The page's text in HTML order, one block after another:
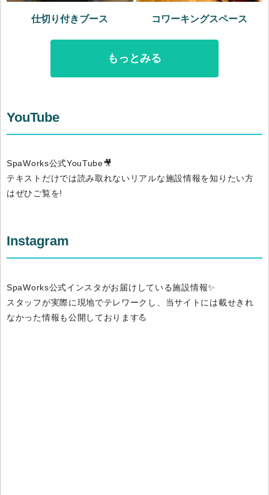
仕切り付きブース コワーキングスペース
もっとみる
YouTube
SpaWorks公式YouTube🎥
テキストだけでは読み取れないリアルな施設情報を知りたい方
はぜひご覧を!
Instagram
SpaWorks公式インスタがお届けしている施設情報✨
スタッフが実際に現地でテレワークし、当サイトには載せきれ
なかった情報も公開しております💪